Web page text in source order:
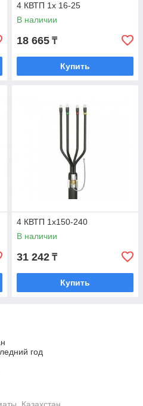
4 КВТП 1х 16-25
В наличии
18 665 ₸
Купить
4 КВТП 1х150-240
В наличии
31 242 ₸
Купить
год